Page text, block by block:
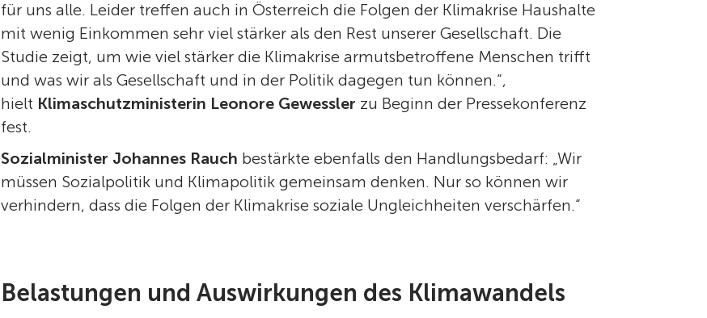
für uns alle. Leider treffen auch in Österreich die Folgen der Klimakrise Haushalte
mit wenig Einkommen sehr viel stärker als den Rest unserer Gesellschaft. Die
Studie zeigt, um wie viel stärker die Klimakrise armutsbetroffene Menschen trifft
und was wir als Gesellschaft und in der Politik dagegen tun können.“,
hielt Klimaschutzministerin Leonore Gewessler zu Beginn der Pressekonferenz
fest.
Sozialminister Johannes Rauch bestärkte ebenfalls den Handlungsbedarf: „Wir
müssen Sozialpolitik und Klimapolitik gemeinsam denken. Nur so können wir
verhindern, dass die Folgen der Klimakrise soziale Ungleichheiten verschärfen.“
Belastungen und Auswirkungen des Klimawandels